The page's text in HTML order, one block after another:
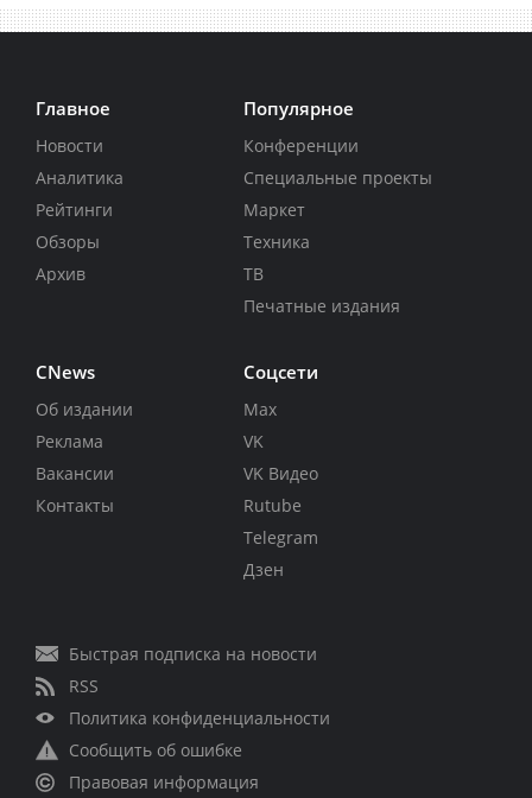
Главное
Новости
Аналитика
Рейтинги
Обзоры
Архив
Популярное
Конференции
Специальные проекты
Маркет
Техника
ТВ
Печатные издания
CNews
Об издании
Реклама
Вакансии
Контакты
Соцсети
Max
VK
VK Видео
Rutube
Telegram
Дзен
Быстрая подписка на новости
RSS
Политика конфиденциальности
Сообщить об ошибке
Правовая информация